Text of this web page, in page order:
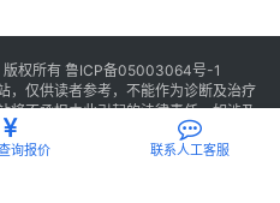
权所有 鲁ICP备05003064号-1
，仅供读者参考，不能作为诊断及治疗
将不承担由此引起的法律责任。如涉及
我们
询报价 联系人工客服